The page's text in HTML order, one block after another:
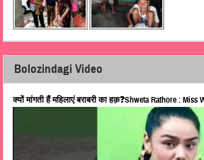
Bolozindagi Video
क्यों मांगती हैं महिलाएं बराबरी का हक़❓Shweta Rathore :